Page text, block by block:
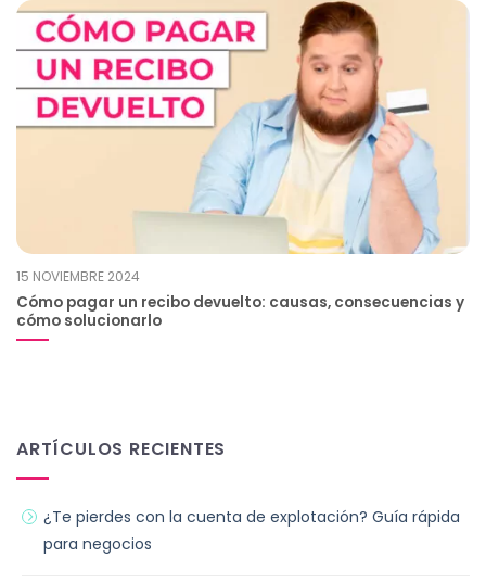
15 NOVIEMBRE 2024
Cómo pagar un recibo devuelto: causas, consecuencias y
cómo solucionarlo
ARTÍCULOS RECIENTES
¿Te pierdes con la cuenta de explotación? Guía rápida
para negocios